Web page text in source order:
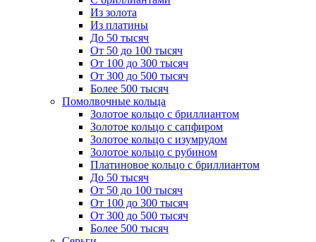
Из золота
Из платины
До 50 тысяч
От 50 до 100 тысяч
От 100 до 300 тысяч
От 300 до 500 тысяч
Более 500 тысяч
Помолвочные кольца
Золотое кольцо с бриллиантом
Золотое кольцо с сапфиром
Золотое кольцо с изумрудом
Золотое кольцо с рубином
Платиновое кольцо с бриллиантом
До 50 тысяч
От 50 до 100 тысяч
От 100 до 300 тысяч
От 300 до 500 тысяч
Более 500 тысяч